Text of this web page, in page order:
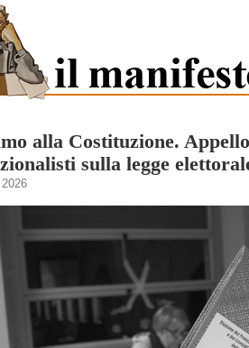
alla Costituzione.
sulla legge